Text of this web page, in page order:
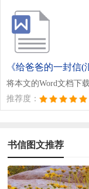
《给爸爸的一封信(
将本文的Word文档下
推荐度：
书信图文推荐